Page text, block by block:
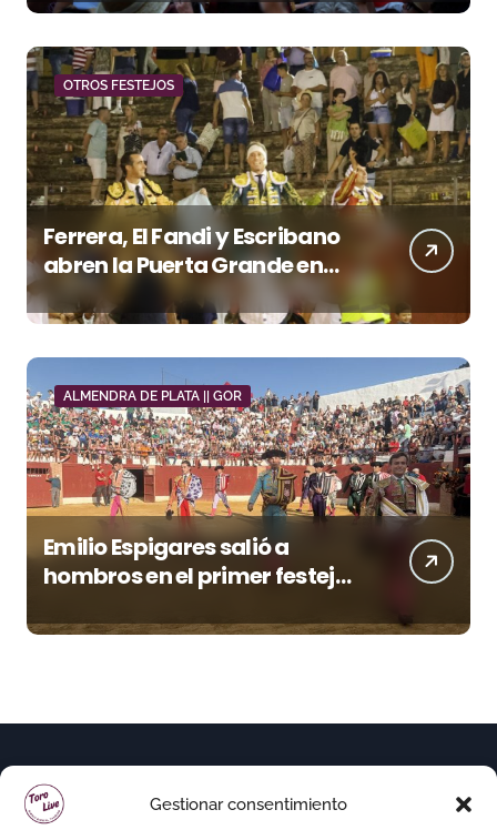
Gestionar consentimiento
OTROS FESTEJOS
Ferrera, El Fandi y Escribano
abren la Puerta Grande en
una tarde triunfal en Azuaga
ALMENDRA DE PLATA || GOR
Emilio Espigares salió a
hombros en el primer festejo
la Feria de Gor